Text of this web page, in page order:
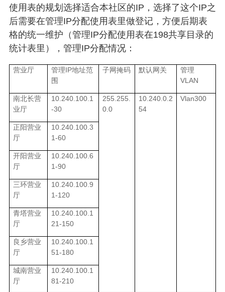
使用表的规划选择适合本社区的IP ，选择了这个IP之
后需要在管理IP分配使用表里做登记，方便后期表
格的统一维护（管理IP分配使用表在198共享目录的
统计表里），管理IP分配情况：
营业厅 管理IP地址范
围
子网掩码 默认网关 管理
VLAN
南北长营
业厅
10.240.100.1
-30
255.255.
0.0
10.240.0.2
54
Vlan300
正阳营业
厅
10.240.100.3
1-60
开阳营业
厅
10.240.100.6
1-90
三环营业
厅
10.240.100.9
1-120
青塔营业
厅
10.240.100.1
21-150
良乡营业
厅
10.240.100.1
51-180
城南营业
厅
10.240.100.1
81-210